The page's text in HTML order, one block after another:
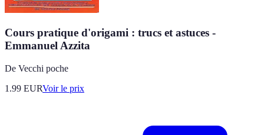
Cours pratique d'origami : trucs et astuces -
Emmanuel Azzita
De Vecchi poche
1.99 EURVoir le prix